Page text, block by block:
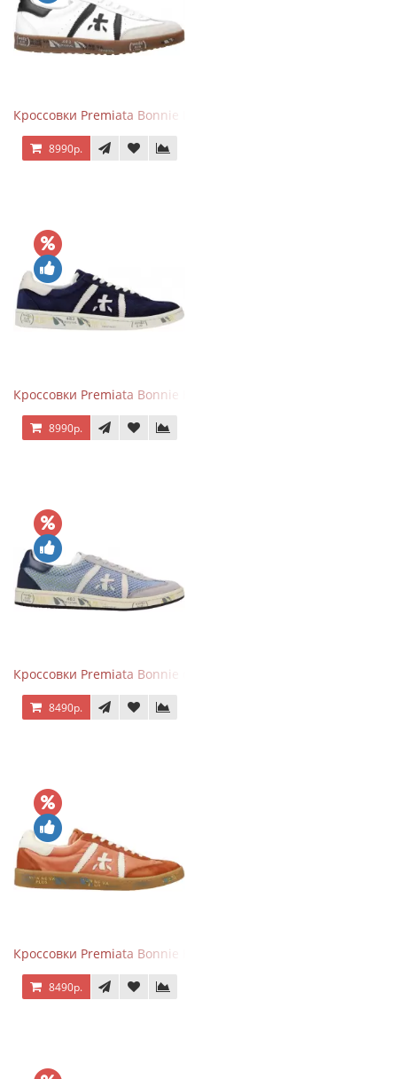
Кроссовки Premiata Bonnie Black White
8990р.
Кроссовки Premiata Bonnie Blue
8990р.
Кроссовки Premiata Bonnie серо-голубые
8490р.
Кроссовки Premiata Bonnie Brick Orange
8490р.